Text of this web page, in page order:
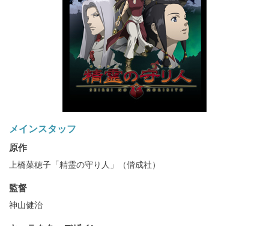
メインスタッフ
原作
上橋菜穂子「精霊の守り人」（偕成社）
監督
神山健治